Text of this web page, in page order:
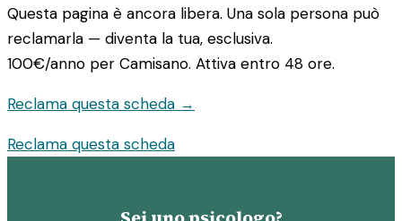
Questa pagina è ancora libera. Una sola persona può
reclamarla — diventa la tua, esclusiva.
100€/anno per Camisano. Attiva entro 48 ore.
Reclama questa scheda →
Reclama questa scheda